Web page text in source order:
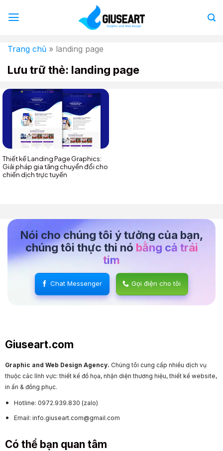
qua
Trang chủ » landing page
Lưu trữ thẻ: landing page
Thiết kế Landing Page Graphics:
Giải pháp gia tăng chuyển đổi cho
chiến dịch trực tuyến
Nói cho chúng tôi ý tưởng của bạn,
chúng tôi thực thi nó bằng cả trái
tim
Chat Messenger Gọi điện cho tôi
Giuseart.com
Graphic and Web Design Agency. Chúng tôi cung cấp nhiều dịch vụ
thuộc các lĩnh vực: thiết kế đồ họa, nhận diện thương hiệu, thiết kế website,
in ấn & đồng phục.
Hotline: 0972.939.830 (zalo)
Email: info.giuseart.com@gmail.com
Có thể bạn quan tâm